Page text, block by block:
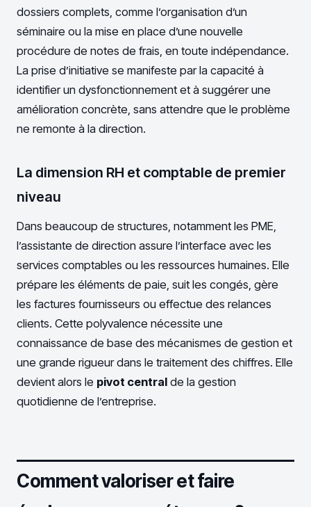
dossiers complets, comme l’organisation d’un
séminaire ou la mise en place d’une nouvelle
procédure de notes de frais, en toute indépendance.
La prise d’initiative se manifeste par la capacité à
identifier un dysfonctionnement et à suggérer une
amélioration concrète, sans attendre que le problème
ne remonte à la direction.
La dimension RH et comptable de premier
niveau
Dans beaucoup de structures, notamment les PME,
l’assistante de direction assure l’interface avec les
services comptables ou les ressources humaines. Elle
prépare les éléments de paie, suit les congés, gère
les factures fournisseurs ou effectue des relances
clients. Cette polyvalence nécessite une
connaissance de base des mécanismes de gestion et
une grande rigueur dans le traitement des chiffres. Elle
devient alors le pivot central de la gestion
quotidienne de l’entreprise.
Comment valoriser et faire